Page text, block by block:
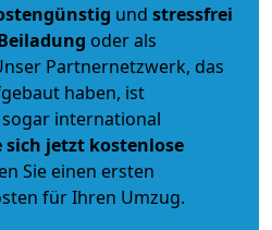
und stressfrei
oder als
Partnernetzwerk, das
haben, ist
international
sich jetzt kostenlose
Sie einen ersten
für Ihren Umzug.